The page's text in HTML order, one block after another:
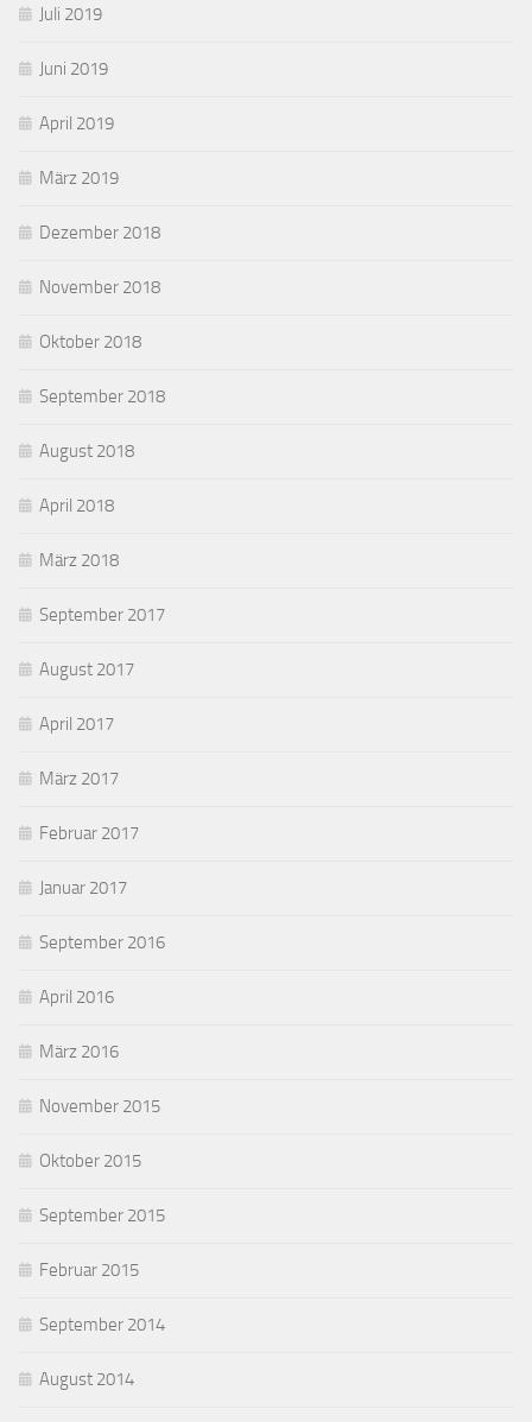
Juli 2019
Juni 2019
April 2019
März 2019
Dezember 2018
November 2018
Oktober 2018
September 2018
August 2018
April 2018
März 2018
September 2017
August 2017
April 2017
März 2017
Februar 2017
Januar 2017
September 2016
April 2016
März 2016
November 2015
Oktober 2015
September 2015
Februar 2015
September 2014
August 2014